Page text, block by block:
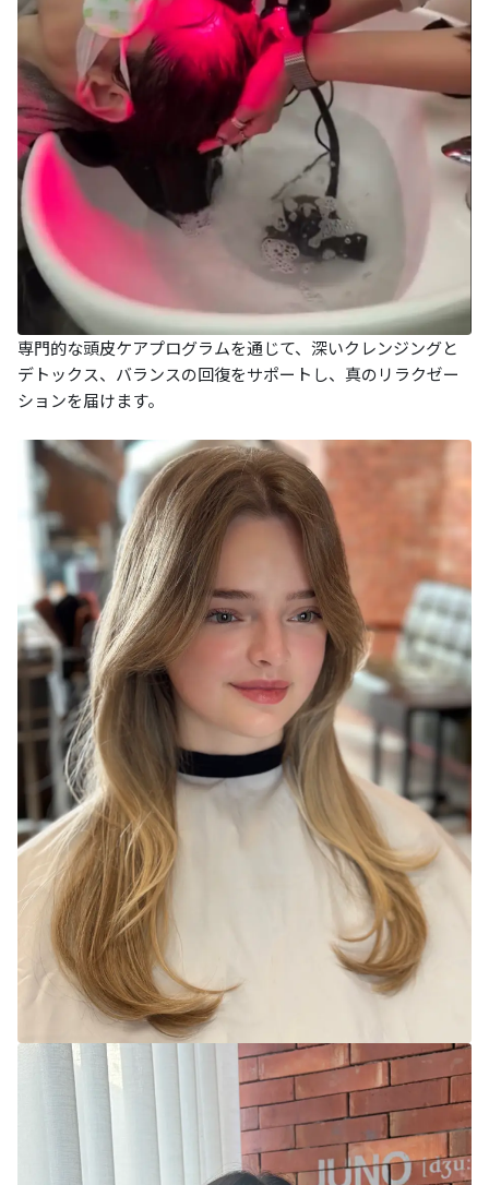
専門的な頭皮ケアプログラムを通じて、深いクレンジングと
デトックス、バランスの回復をサポートし、真のリラクゼー
ションを届けます。